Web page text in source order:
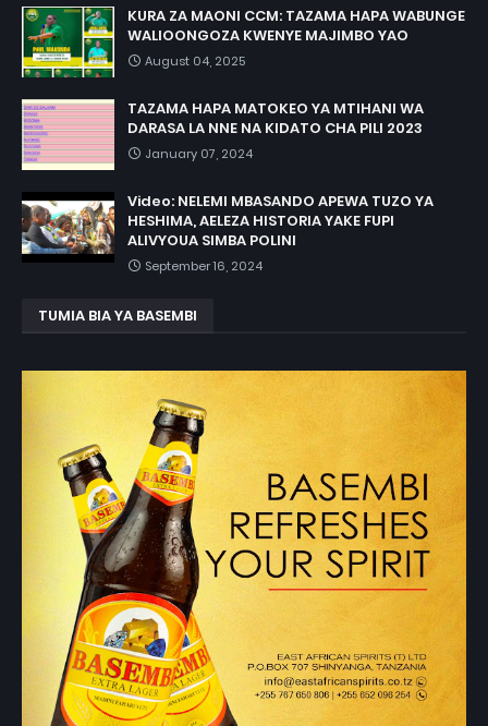
KURA ZA MAONI CCM: TAZAMA HAPA WABUNGE
WALIOONGOZA KWENYE MAJIMBO YAO
August 04, 2025
TAZAMA HAPA MATOKEO YA MTIHANI WA
DARASA LA NNE NA KIDATO CHA PILI 2023
January 07, 2024
Video: NELEMI MBASANDO APEWA TUZO YA
HESHIMA, AELEZA HISTORIA YAKE FUPI
ALIVYOUA SIMBA POLINI
September 16, 2024
TUMIA BIA YA BASEMBI